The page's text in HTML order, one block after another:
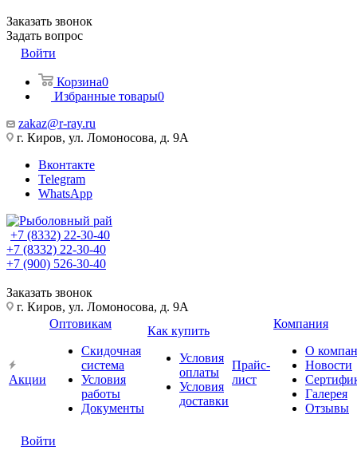
Заказать звонок
Задать вопрос
Войти
Корзина0
Избранные товары0
zakaz@r-ray.ru
г. Киров, ул. Ломоносова, д. 9А
Вконтакте
Telegram
WhatsApp
+7 (8332) 22-30-40
+7 (8332) 22-30-40
+7 (900) 526-30-40
Заказать звонок
г. Киров, ул. Ломоносова, д. 9А
Акции
Оптовикам
Скидочная
система
Условия
работы
Документы
Как купить
Условия
оплаты
Условия
доставки
Прайс-
лист
Компания
О
Новости
Галерея
Отзывы
Войти